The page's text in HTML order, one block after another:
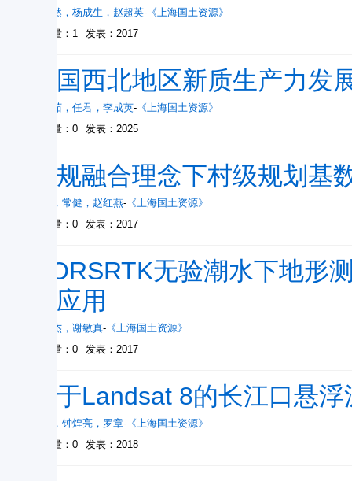
刘沛然 ， 杨成生 ， 赵超英- 《上海国土资源》
被引量：1
发表：2017
中国西北地区新质生产力
步婉茹 ， 任君 ， 李成英- 《上海国土资源》
被引量：0
发表：2025
两规融合理念下村级规划基
， 常健 ， 赵红燕- 《上海国土资源》
被引量：0
发表：2017
CORSRTK无验潮水下地形
的应用
秦昌杰 ， 谢敏真- 《上海国土资源》
被引量：0
发表：2017
基于Landsat 8的长江口悬
， 钟煌亮 ， 罗章- 《上海国土资源》
被引量：0
发表：2018